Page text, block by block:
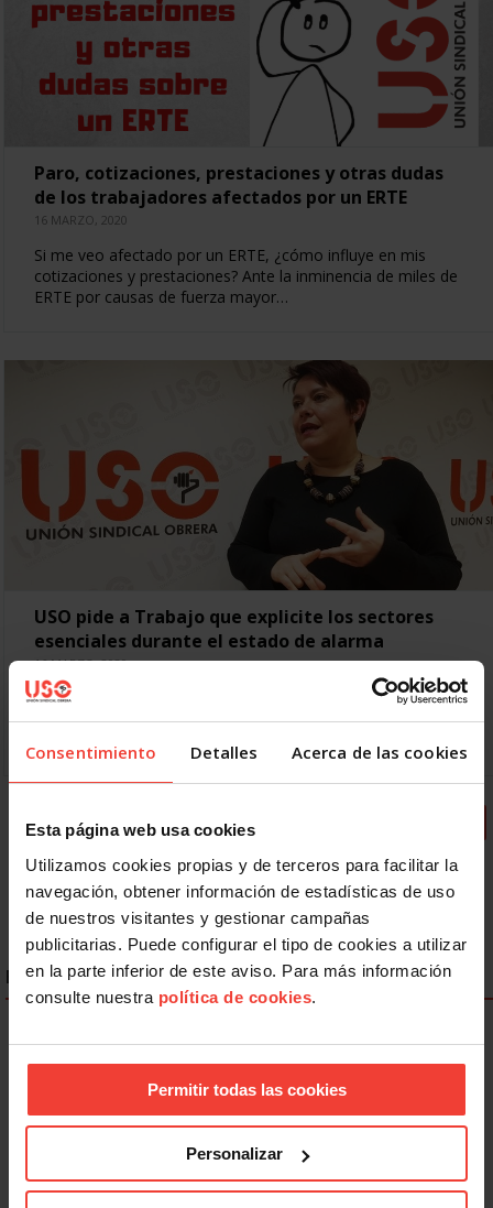
Consentimiento Detalles Acerca de las cookies
Esta página web usa cookies
Utilizamos cookies propias y de terceros para facilitar la
navegación, obtener información de estadísticas de uso
de nuestros visitantes y gestionar campañas
publicitarias. Puede configurar el tipo de cookies a utilizar
en la parte inferior de este aviso. Para más información
consulte nuestra política de cookies.
Permitir todas las cookies
Personalizar
Paro, cotizaciones, prestaciones y otras dudas
de los trabajadores afectados por un ERTE
16 MARZO, 2020
Si me veo afectado por un ERTE, ¿cómo influye en mis
cotizaciones y prestaciones? Ante la inminencia de miles de
ERTE por causas de fuerza mayor…
USO pide a Trabajo que explicite los sectores
esenciales durante el estado de alarma
16 MARZO, 2020
El sindicato USO considera que durante el estado de alarma
debe paralizarse la actividad presencial por no garantizarse
« Primero Anterior
ENLACES DESTACADOS